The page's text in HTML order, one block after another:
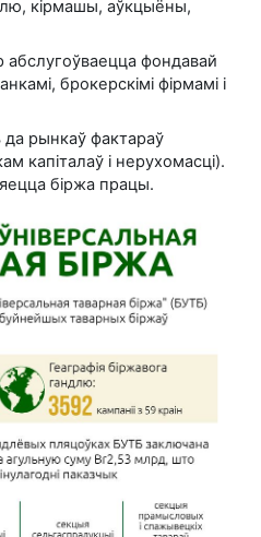
кірмашы, аўкцыёны,
фондавай
брокерскімі фірмамі і
рынкаў фактараў
капіталаў і нерухомасці).
біржа працы.